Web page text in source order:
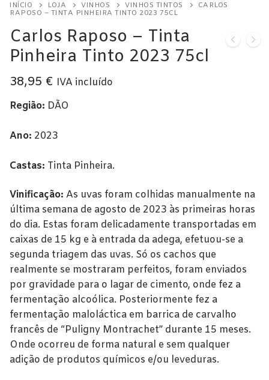
Alentejo
Beira Interior
Bairrada
Dão
Lisboa
Tejo
Vinho Verde
Vinhos Tintos
Açores
Alentejo
Beira Interior
Bairrada
Dão
INÍCIO LOJA VINHOS VINHOS TINTOS
CARLOS
RAPOSO – TINTA PINHEIRA TINTO 2023 75CL
Carlos Raposo – Tinta
Pinheira Tinto 2023 75cl
38,95 € IVA incluído
Região: DÃO
Ano: 2023
Castas: Tinta Pinheira.
Vinificação: As uvas foram colhidas manualmente na
última semana de agosto de 2023 às primeiras horas
do dia. Estas foram delicadamente transportadas em
caixas de 15 kg e à entrada da adega, efetuou-se a
segunda triagem das uvas. Só os cachos que
realmente se mostraram perfeitos, foram enviados
por gravidade para o lagar de cimento, onde fez a
fermentação alcoólica. Posteriormente fez a
fermentação maloláctica em barrica de carvalho
francês de “Puligny Montrachet” durante 15 meses.
Onde ocorreu de forma natural e sem qualquer
adição de produtos químicos e/ou leveduras.